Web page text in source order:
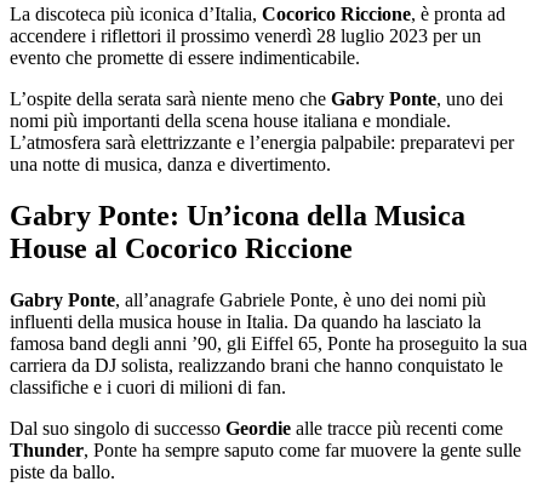
La discoteca più iconica d’Italia, Cocorico Riccione, è pronta ad
accendere i riflettori il prossimo venerdì 28 luglio 2023 per un
evento che promette di essere indimenticabile.
L’ospite della serata sarà niente meno che Gabry Ponte, uno dei
nomi più importanti della scena house italiana e mondiale.
L’atmosfera sarà elettrizzante e l’energia palpabile: preparatevi per
una notte di musica, danza e divertimento.
Gabry Ponte: Un’icona della Musica
House al Cocorico Riccione
Gabry Ponte, all’anagrafe Gabriele Ponte, è uno dei nomi più
influenti della musica house in Italia. Da quando ha lasciato la
famosa band degli anni ’90, gli Eiffel 65, Ponte ha proseguito la sua
carriera da DJ solista, realizzando brani che hanno conquistato le
classifiche e i cuori di milioni di fan.
Dal suo singolo di successo Geordie alle tracce più recenti come
Thunder, Ponte ha sempre saputo come far muovere la gente sulle
piste da ballo.